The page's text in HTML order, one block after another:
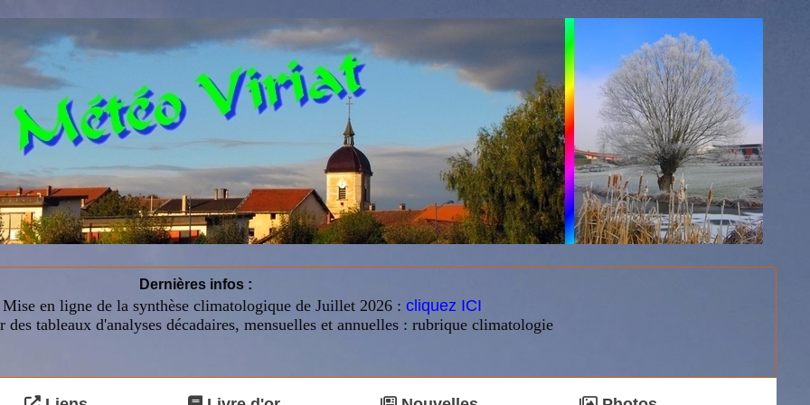
Dernières infos :
en ligne de la synthèse climatologique de Juillet 2026 : cliquez ICI
des tableaux d'analyses décadaires, mensuelles et annuelles : rubrique climatologie